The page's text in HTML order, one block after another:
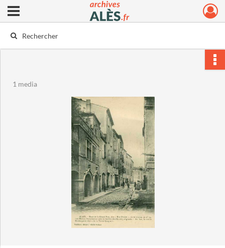
Archives municipales d'Alès
Ouvrir le menu déroulant
1 media